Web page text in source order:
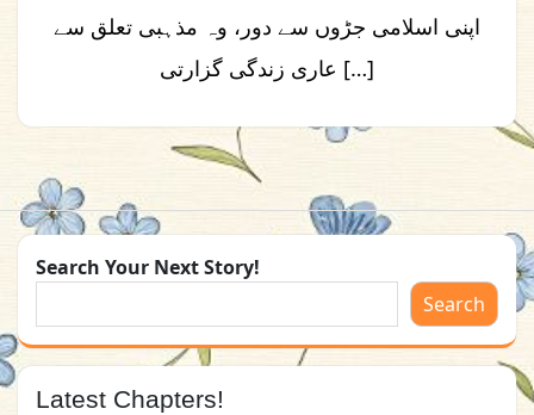
اپنی اسلامی جڑوں سے دور، وہ مذہبی تعلق سے
عاری زندگی گزارتی […]
Search Your Next Story!
Search
Latest Chapters!